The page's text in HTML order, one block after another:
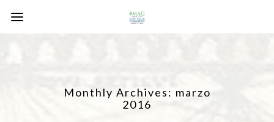
Monthly Archives: marzo
2016